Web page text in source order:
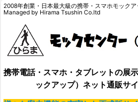
2008年創業・日本最大級の携帯・スマホモック
Managed by Hirama Tsushin Co.ltd
携帯電話・スマホ・タブレットの展
ックアップ）ネット通販サ